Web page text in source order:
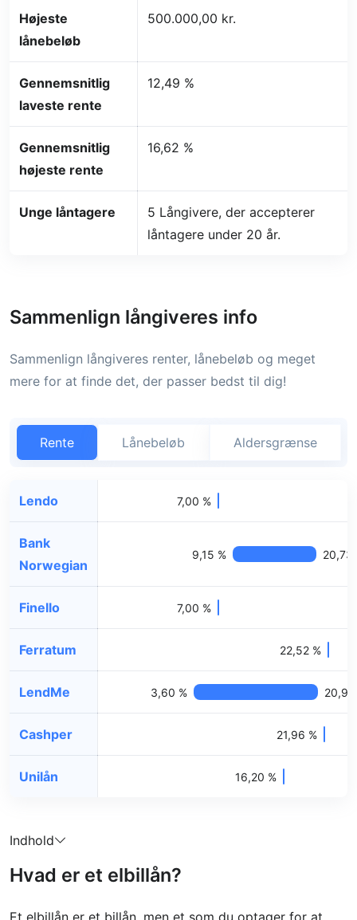
Højeste
lånebeløb
500.000,00 kr.
Gennemsnitlig
laveste rente
12,49 %
Gennemsnitlig
højeste rente
16,62 %
Unge låntagere
5 Långivere, der accepterer
låntagere under 20 år.
Sammenlign långiveres info
Sammenlign långiveres renter, lånebeløb og meget
mere for at finde det, der passer bedst til dig!
Rente Lånebeløb Aldersgrænse
Lendo 7,00 %
Bank
Norwegian
9,15 % 20,73
Finello 7,00 %
Ferratum 22,52 %
LendMe 3,60 % 20,95
Cashper 21,96 %
Unilån 16,20 %
Indhold
Hvad er et elbillån?